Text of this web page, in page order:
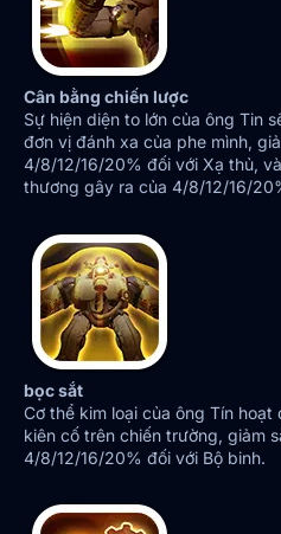
Cân bằng chiến lược
Sự hiện diện to lớn của ông Tin
đơn vị đánh xa của phe mình,
4/8/12/16/20% đối với Xạ thủ,
thương gây ra của 4/8/12/16/
bọc sắt
Cơ thể kim loại của ông Tín
kiên cố trên chiến trường, giảm
4/8/12/16/20% đối với Bộ binh.